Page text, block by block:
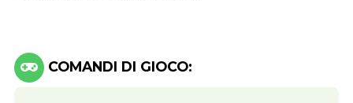
COMANDI DI GIOCO: